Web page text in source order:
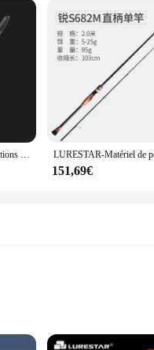
Lurestar-Ciseaux multifonctions en acier inoxydable, coupe-ligne de pêche PE, dissolvant d'anneaux d'appât, mini outils de pêche
151,69€